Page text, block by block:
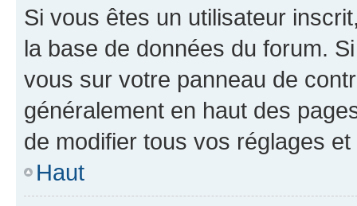
Si vous êtes un utilisateur
la base de données du forum.
vous sur votre panneau de
généralement en haut des
de modifier tous vos réglages
Haut